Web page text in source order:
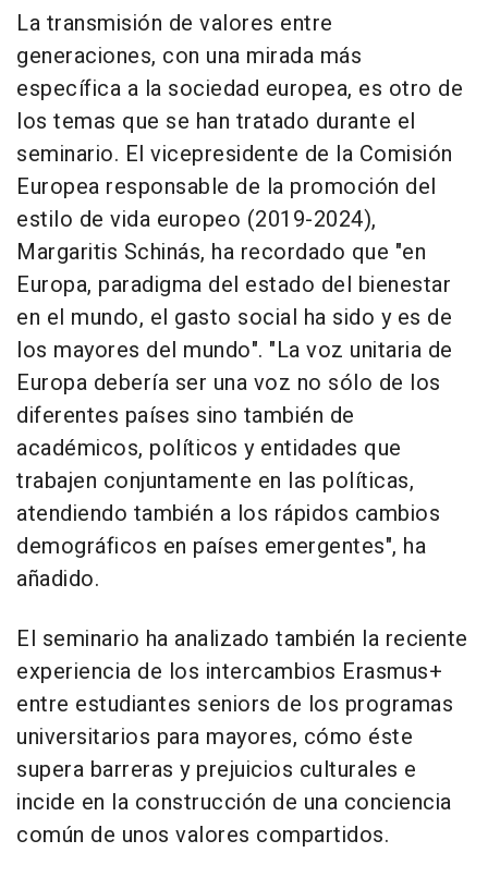
La transmisión de valores entre
generaciones, con una mirada más
específica a la sociedad europea, es otro de
los temas que se han tratado durante el
seminario. El vicepresidente de la Comisión
Europea responsable de la promoción del
estilo de vida europeo (2019-2024),
Margaritis Schinás, ha recordado que "en
Europa, paradigma del estado del bienestar
en el mundo, el gasto social ha sido y es de
los mayores del mundo". "La voz unitaria de
Europa debería ser una voz no sólo de los
diferentes países sino también de
académicos, políticos y entidades que
trabajen conjuntamente en las políticas,
atendiendo también a los rápidos cambios
demográficos en países emergentes", ha
añadido.
El seminario ha analizado también la reciente
experiencia de los intercambios Erasmus+
entre estudiantes seniors de los programas
universitarios para mayores, cómo éste
supera barreras y prejuicios culturales e
incide en la construcción de una conciencia
común de unos valores compartidos.